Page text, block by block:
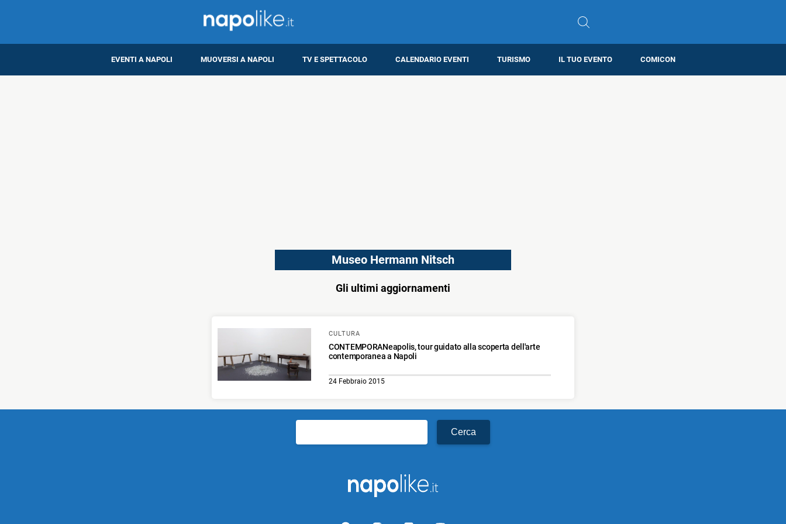
EVENTI A NAPOLI MUOVERSI A NAPOLI TV E SPETTACOLO CALENDARIO EVENTI TURISMO IL TUO EVENTO COMICON
Museo Hermann Nitsch
Gli ultimi aggiornamenti
CULTURA
CONTEMPORANeapolis, tour guidato alla scoperta dell'arte
contemporanea a Napoli
24 Febbraio 2015
per: